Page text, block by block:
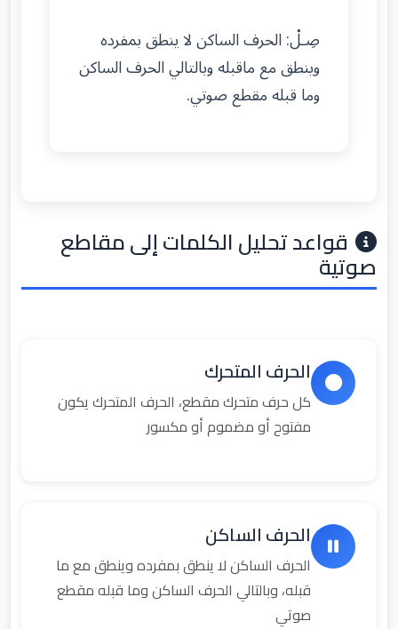
صِـلْ: الحرف الساكن لا ينطق بمفرده
وينطق مع ماقبله وبالتالي الحرف الساكن
وما قبله مقطع صوتي.
قواعد تحليل الكلمات إلى مقاطع
صوتية
الحرف المتحرك
كل حرف متحرك مقطع، الحرف المتحرك يكون
مفتوح أو مضموم أو مكسور
الحرف الساكن
الحرف الساكن لا ينطق بمفرده وينطق مع ما
قبله، وبالتالي الحرف الساكن وما قبله مقطع
صوتي